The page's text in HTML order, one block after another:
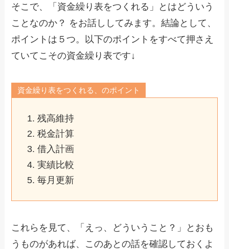
そこで、「資金繰り表をつくれる」とはどういう
ことなのか？ をお話ししてみます。結論として、
ポイントは５つ。以下のポイントをすべて押さえ
ていてこその資金繰り表です↓
資金繰り表をつくれる、のポイント
残高維持
税金計算
借入計画
実績比較
毎月更新
これらを見て、「えっ、どういうこと？」とおも
うものがあれば、このあとの話を確認しておくよ